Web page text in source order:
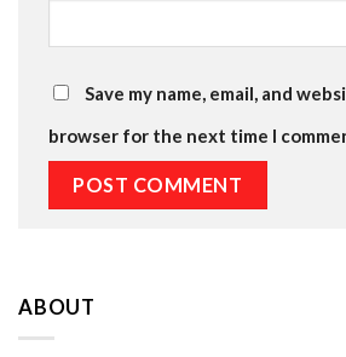
Save my name, email, and
browser for the next time I
ABOUT